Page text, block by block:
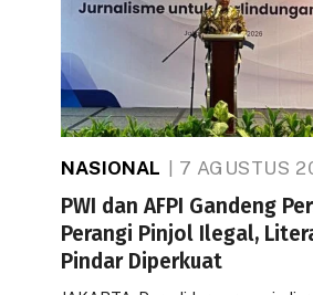
NASIONAL 7 AGUSTUS
PWI dan AFPI Gandeng
Perangi Pinjol Ilegal,
Pindar Diperkuat